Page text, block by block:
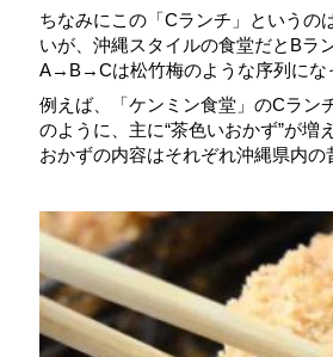
ちなみにこの「Cランチ」というの
いが、沖縄スタイルの食堂だとBラ
A→B→Cは松竹梅のような序列にな
例えば、「ケンミン食堂」のCラン
のように、主に“茶色いおかず”が増
おかずの内容はそれぞれ沖縄県内